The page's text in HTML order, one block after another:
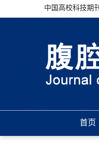
中国高校科技期
首页